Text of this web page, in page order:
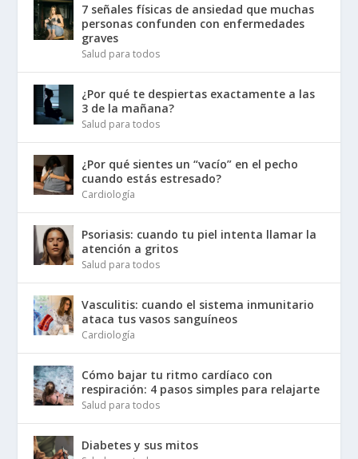
7 señales físicas de ansiedad que muchas
personas confunden con enfermedades
graves
Salud para todos
¿Por qué te despiertas exactamente a las
3 de la mañana?
Salud para todos
¿Por qué sientes un “vacío” en el pecho
cuando estás estresado?
Cardiología
Psoriasis: cuando tu piel intenta llamar la
atención a gritos
Salud para todos
Vasculitis: cuando el sistema inmunitario
ataca tus vasos sanguíneos
Cardiología
Cómo bajar tu ritmo cardíaco con
respiración: 4 pasos simples para relajarte
Salud para todos
Diabetes y sus mitos